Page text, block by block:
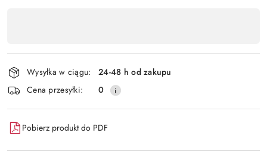
płatność
i
dostawa
Wysyłka w ciągu:
24-48 h od zakupu
Cena przesyłki:
0
Pobierz produkt do PDF